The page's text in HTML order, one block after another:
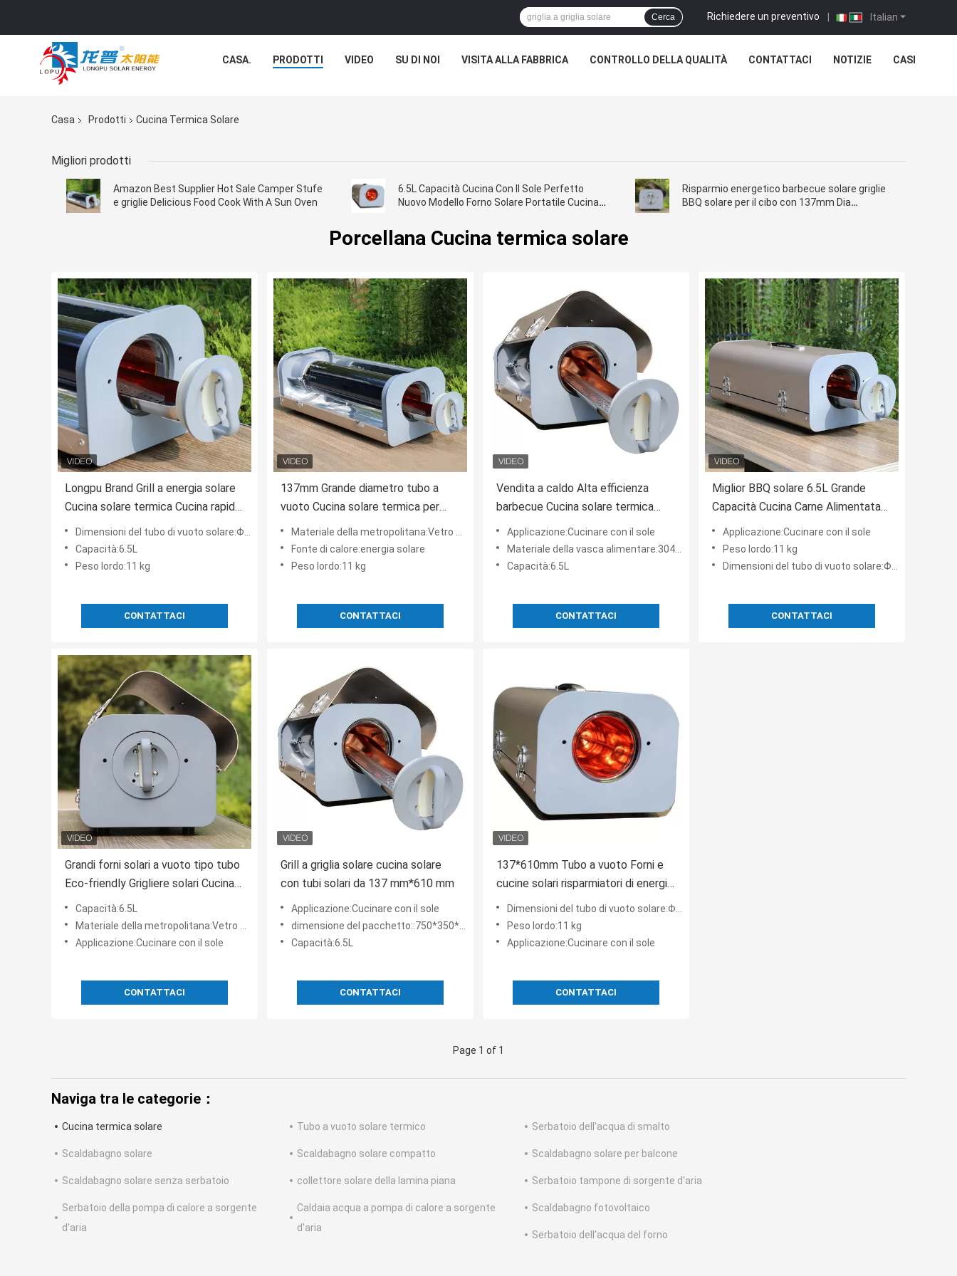
Italian
Richiedere un preventivo |
Cerca
CASA. PRODOTTI VIDEO SU DI NOI VISITA ALLA FABBRICA CONTROLLO DELLA QUALITÀ CONTATTACI NOTIZIE CASI
Casa Prodotti Cucina Termica Solare
Migliori prodotti
Amazon Best Supplier Hot Sale Camper Stufe
e griglie Delicious Food Cook With A Sun Oven
6.5L Capacità Cucina Con Il Sole Perfetto
Nuovo Modello Forno Solare Portatile Cucina
Risparmio energetico barbecue solare griglie
BBQ solare per il cibo con 137mm Dia
Porcellana Cucina termica solare
Longpu Brand Grill a energia solare
Cucina solare termica Cucina rapida
con il sole Grandi stufe solari
Dimensioni del tubo di vuoto solare:Φ137*610 mm
Capacità:6.5L
Peso lordo:11 kg
CONTATTACI
137mm Grande diametro tubo a
vuoto Cucina solare termica per
cucinare i pasti velocemente 6.5L
Capacità cucina solo con il sole
Materiale della metropolitana:Vetro borosilicato 3.3
Fonte di calore:energia solare
Peso lordo:11 kg
CONTATTACI
Vendita a caldo Alta efficienza
barbecue Cucina solare termica
Griglia solare esterna per
campeggio Made in China
Applicazione:Cucinare con il sole
Materiale della vasca alimentare:304 acciaio inossidabile
Capacità:6.5L
CONTATTACI
Miglior BBQ solare 6.5L Grande
Capacità Cucina Carne Alimentata
Da Sole Griglia Cucina Salutevole
Per Il Mercato Americano
Applicazione:Cucinare con il sole
Peso lordo:11 kg
Dimensioni del tubo di vuoto solare:Φ137*610 mm
CONTATTACI
Grandi forni solari a vuoto tipo tubo
Eco-friendly Grigliere solari Cucina
con il sole facile e veloce Cucina al
sole
Capacità:6.5L
Materiale della metropolitana:Vetro borosilicato 3.3
Applicazione:Cucinare con il sole
CONTATTACI
Grill a griglia solare cucina solare
con tubi solari da 137 mm*610 mm
Applicazione:Cucinare con il sole
dimensione del pacchetto::750*350*380mm ((L*W*H)
Capacità:6.5L
CONTATTACI
137*610mm Tubo a vuoto Forni e
cucine solari risparmiatori di energia
Cucine per cucina all'aperto Griglia
solare di grandi dimensioni
Dimensioni del tubo di vuoto solare:Φ137*610 mm
Peso lordo:11 kg
Applicazione:Cucinare con il sole
CONTATTACI
Page 1 of 1
Naviga tra le categorie：
Cucina termica solare Tubo a vuoto solare termico Serbatoio dell'acqua di smalto
Scaldabagno solare Scaldabagno solare compatto Scaldabagno solare per balcone
Scaldabagno solare senza serbatoio collettore solare della lamina piana Serbatoio tampone di sorgente d'aria
Serbatoio della pompa di calore a sorgente
d'aria
Caldaia acqua a pompa di calore a sorgente
d'aria
Scaldabagno fotovoltaico
Serbatoio dell'acqua del forno